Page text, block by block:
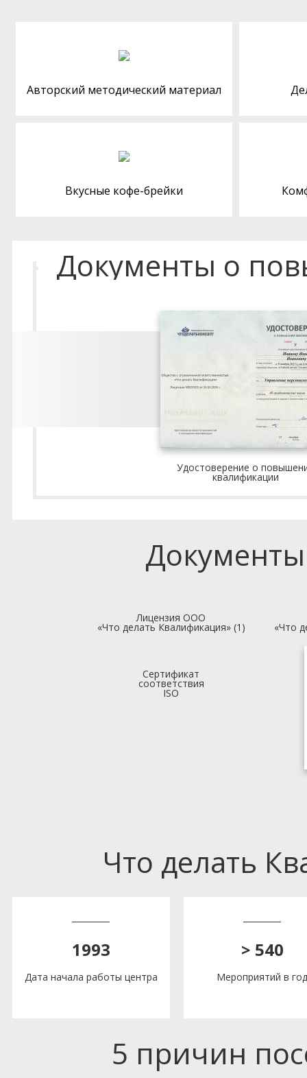
Авторский методический материал
Вкусные кофе-брейки
Документы о
Удостоверение о
квалификации
Лицензия ООО
«Что делать Квалификация» (1) «Что
Сертификат
соответствия
ISO
Что делать
1993
Дата начала работы центра
> 540
Мероприятий в год
5 причин